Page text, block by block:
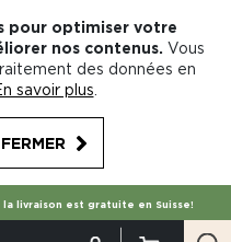
pour optimiser votre
nos contenus. Vous
des données en
savoir plus
livraison est gratuite en Suisse!